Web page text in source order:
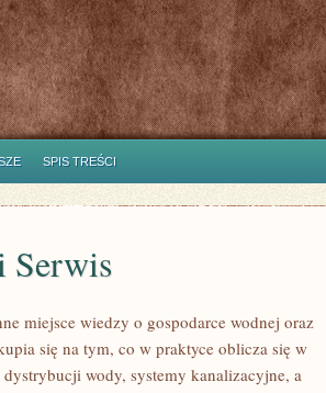
SPIS TREŚCI
Serwis
miejsce wiedzy o gospodarce wodnej oraz
się na tym, co w praktyce oblicza się w
wody, systemy kanalizacyjne, a